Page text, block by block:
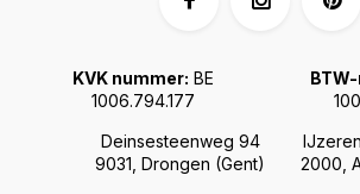
Deinsesteenweg 94
9031, Drongen (Gent)
2000,
KVK nummer: BE
1006.794.177